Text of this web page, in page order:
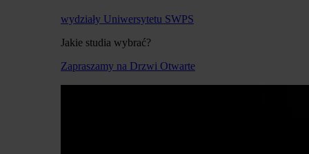
wydziały Uniwersytetu SWPS
Jakie studia wybrać?
Zapraszamy na Drzwi Otwarte